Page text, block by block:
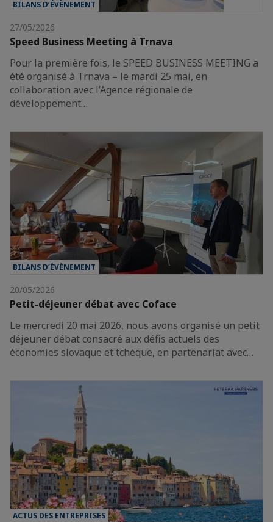
BILANS D’ÉVÈNEMENT
27/05/2026
Speed Business Meeting à Trnava
Pour la première fois, le SPEED BUSINESS MEETING a
été organisé à Trnava – le mardi 25 mai, en
collaboration avec l’Agence régionale de
développement…
BILANS D’ÉVÈNEMENT
20/05/2026
Petit-déjeuner débat avec Coface
Le mercredi 20 mai 2026, nous avons organisé un petit
déjeuner débat consacré aux défis actuels des
économies slovaque et tchèque, en partenariat avec…
ACTUS DES ENTREPRISES